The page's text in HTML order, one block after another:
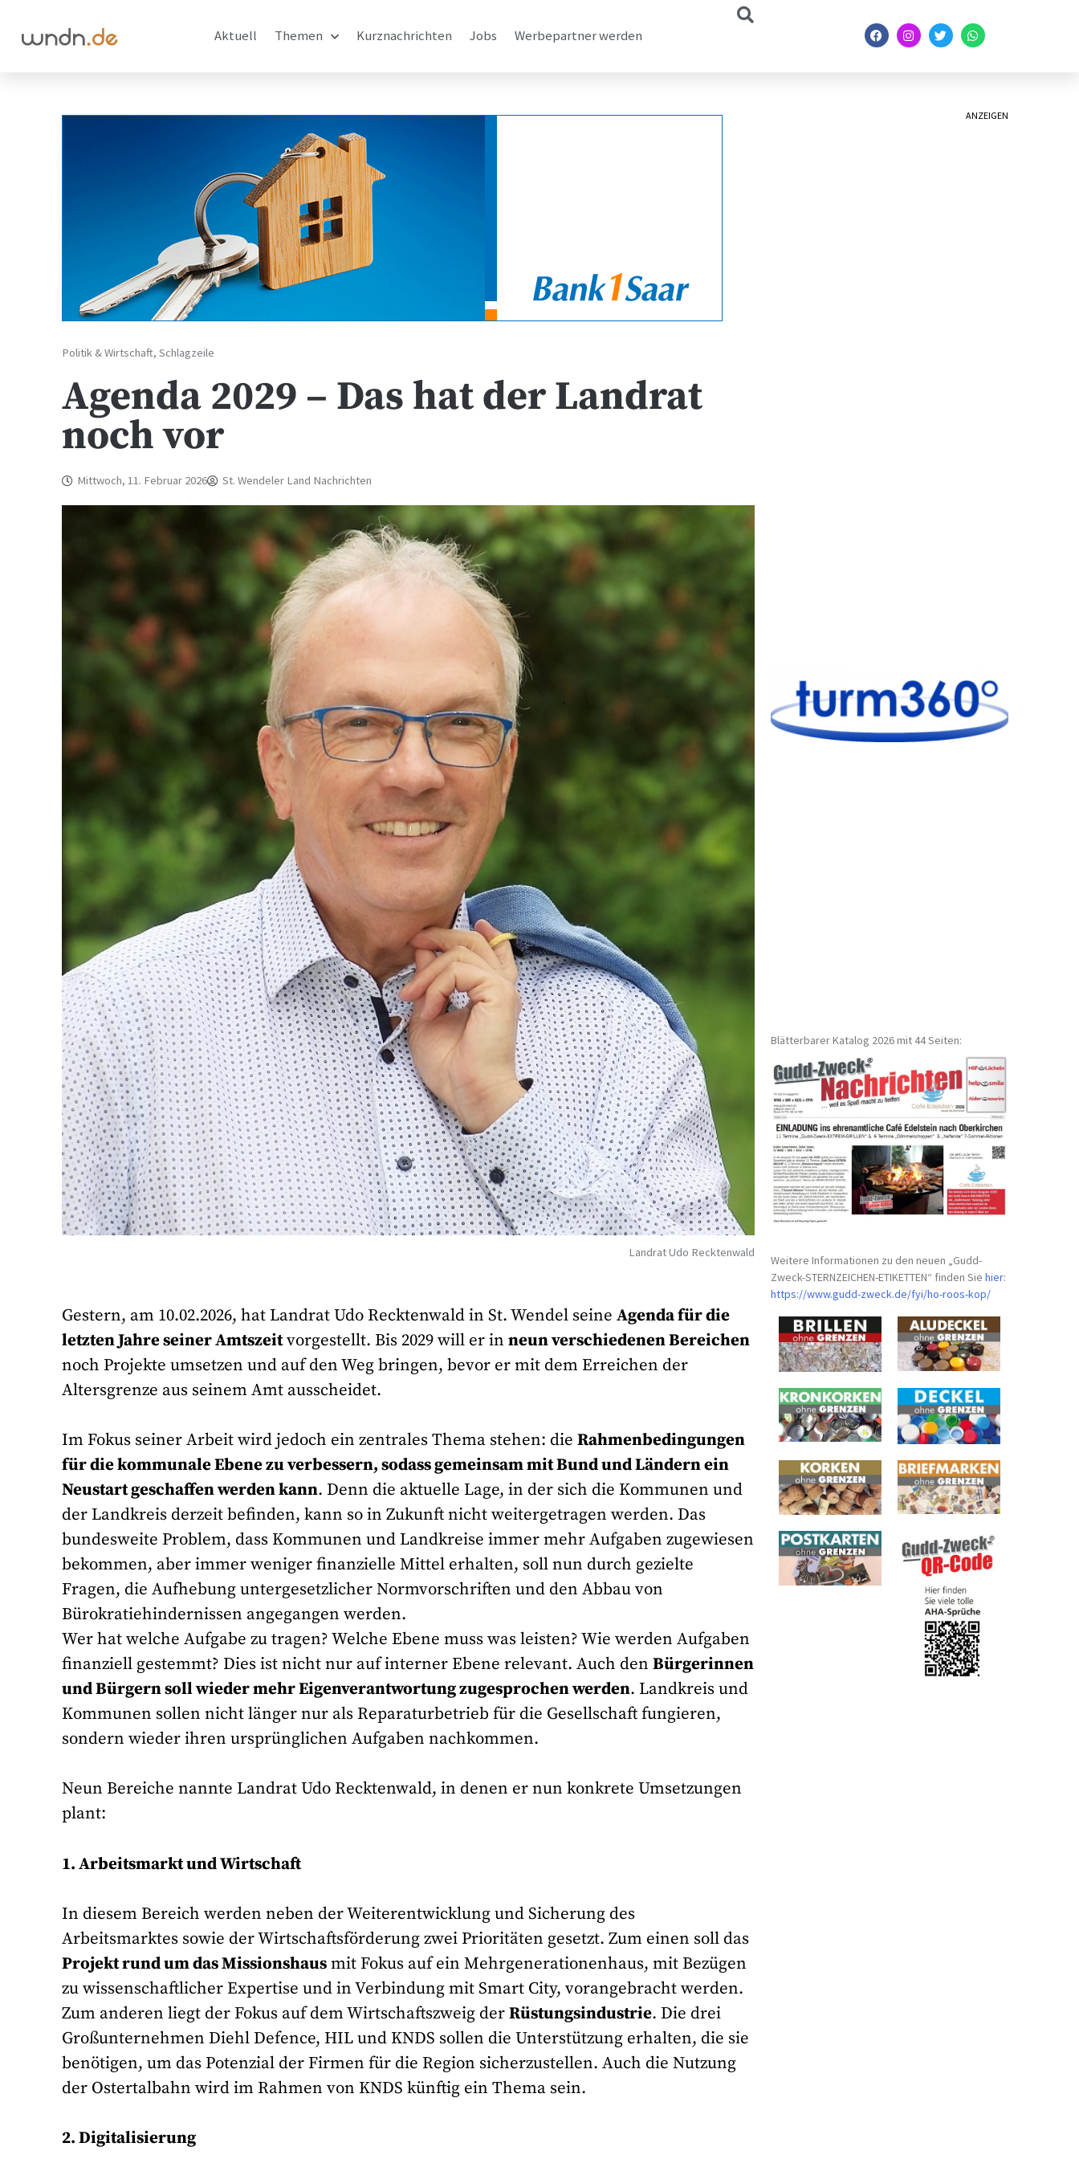
Aktuell Themen Kurznachrichten Jobs Werbepartner werden
Politik & Wirtschaft,Schlagzeile
Agenda 2029 – Das hat der Landrat
noch vor
Mittwoch, 11. Februar 2026 St. Wendeler Land Nachrichten
Landrat Udo Recktenwald
Gestern, am 10.02.2026, hat Landrat Udo Recktenwald in St. Wendel seineAgenda für die
letzten Jahre seiner Amtszeitvorgestellt. Bis 2029 will er inneun verschiedenen Bereichen
noch Projekte umsetzen und auf den Weg bringen, bevor er mit dem Erreichen der
Altersgrenze aus seinem Amt ausscheidet.
Im Fokus seiner Arbeit wird jedoch ein zentrales Thema stehen: dieRahmenbedingungen
für die kommunale Ebene zu verbessern, sodass gemeinsam mit Bund und Ländern ein
Neustart geschaffen werden kann. Denn die aktuelle Lage, in der sich die Kommunen und
der Landkreis derzeit befinden, kann so in Zukunft nicht weitergetragen werden. Das
bundesweite Problem, dass Kommunen und Landkreise immer mehr Aufgaben zugewiesen
bekommen, aber immer weniger finanzielle Mittel erhalten, soll nun durch gezielte
Fragen, die Aufhebung untergesetzlicher Normvorschriften und den Abbau von
Bürokratiehindernissen angegangen werden.
Wer hat welche Aufgabe zu tragen? Welche Ebene muss was leisten? Wie werden Aufgaben
finanziell gestemmt? Dies ist nicht nur auf interner Ebene relevant. Auch denBürgerinnen
und Bürgern soll wieder mehr Eigenverantwortung zugesprochen werden. Landkreis und
Kommunen sollen nicht länger nur als Reparaturbetrieb für die Gesellschaft fungieren,
sondern wieder ihren ursprünglichen Aufgaben nachkommen.
Neun Bereiche nannte Landrat Udo Recktenwald, in denen er nun konkrete Umsetzungen
plant:
1. Arbeitsmarkt und Wirtschaft
In diesem Bereich werden neben der Weiterentwicklung und Sicherung des
Arbeitsmarktes sowie der Wirtschaftsförderung zwei Prioritäten gesetzt. Zum einen soll das
Projekt rund um das Missionshausmit Fokus auf ein Mehrgenerationenhaus, mit Bezügen
zu wissenschaftlicher Expertise und in Verbindung mit Smart City, vorangebracht werden.
Zum anderen liegt der Fokus auf dem Wirtschaftszweig derRüstungsindustrie. Die drei
Großunternehmen Diehl Defence, HIL und KNDS sollen die Unterstützung erhalten, die sie
benötigen, um das Potenzial der Firmen für die Region sicherzustellen. Auch die Nutzung
der Ostertalbahn wird im Rahmen von KNDS künftig ein Thema sein.
2. Digitalisierung
ANZEIGEN
Blätterbarer Katalog 2026 mit 44 Seiten:
Weitere Informationen zu den neuen „Gudd-
Zweck-STERNZEICHEN-ETIKETTEN“ finden Siehier:
https://www.gudd-zweck.de/fyi/ho-roos-kop/